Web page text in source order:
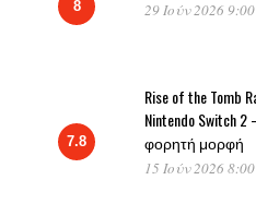
8 29 Ιούν 2026
7.8
Rise of the Tomb
Nintendo Switch
φορητή μορφή
15 Ιούν 2026